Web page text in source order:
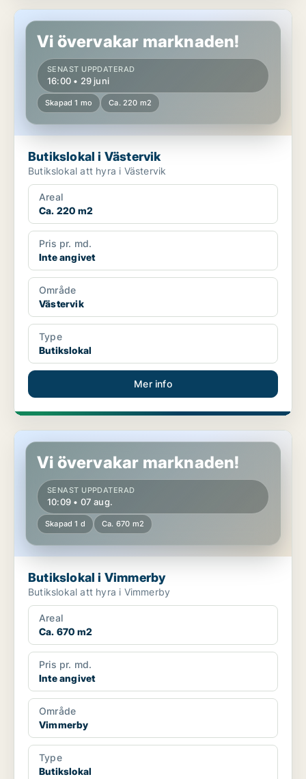
Butikslokal i Västervik
Vi övervakar marknaden!
SENAST UPPDATERAD
16:00 • 29 juni
Skapad 1 mo Ca. 220 m2
Butikslokal i Västervik
Butikslokal att hyra i Västervik
Areal
Ca. 220 m2
Pris pr. md.
Inte angivet
Område
Västervik
Type
Butikslokal
Mer info
Butikslokal i Vimmerby
Vi övervakar marknaden!
SENAST UPPDATERAD
10:09 • 07 aug.
Skapad 1 d Ca. 670 m2
Butikslokal i Vimmerby
Butikslokal att hyra i Vimmerby
Areal
Ca. 670 m2
Pris pr. md.
Inte angivet
Område
Vimmerby
Type
Butikslokal